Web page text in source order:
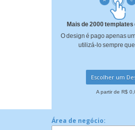
Mais de 2000
O design é pago apenas
utilizá-lo sempre
Escolher um
A partir de R$
Área de negócio: